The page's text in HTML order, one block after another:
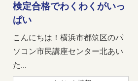
検定合格でわくわくがいっ
ぱい
こんにちは！横浜市都筑区のパ
ソコン市民講座センター北あい
た...